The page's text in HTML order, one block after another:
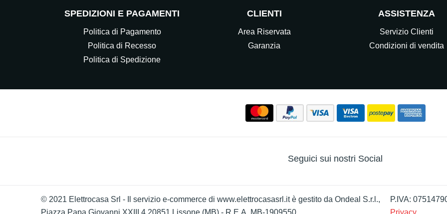
SPEDIZIONI E PAGAMENTI
Politica di Pagamento
Politica di Recesso
Politica di Spedizione
CLIENTI
Area Riservata
Garanzia
ASSISTENZA
Servizio Clienti
Condizioni di vendita
Seguici sui nostri Social
© 2021 Elettrocasa Srl - Il servizio e-commerce di www.elettrocasasrl.it è gestito da Ondeal S.r.l.,
Piazza Papa Giovanni XXIII 4 20851 Lissone (MB) - R.E.A. MB-1909550
P.IVA:
Privacy